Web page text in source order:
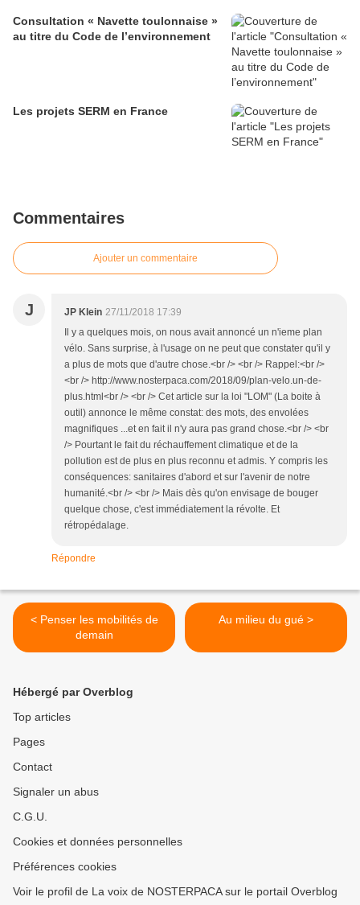
Consultation « Navette toulonnaise »
au titre du Code de l’environnement
Les projets SERM en France
Commentaires
Ajouter un commentaire
J JP Klein 27/11/2018 17:39
Il y a quelques mois, on nous avait annoncé un n'ieme plan
vélo. Sans surprise, à l'usage on ne peut que constater qu'il y
a plus de mots que d'autre chose.<br /> <br /> Rappel:<br />
<br /> http://www.nosterpaca.com/2018/09/plan-velo.un-de-
plus.html<br /> <br /> Cet article sur la loi "LOM" (La boite à
outil) annonce le même constat: des mots, des envolées
magnifiques ...et en fait il n'y aura pas grand chose.<br /> <br
/> Pourtant le fait du réchauffement climatique et de la
pollution est de plus en plus reconnu et admis. Y compris les
conséquences: sanitaires d'abord et sur l'avenir de notre
humanité.<br /> <br /> Mais dès qu'on envisage de bouger
quelque chose, c'est immédiatement la révolte. Et
rétropédalage.
Répondre
< Penser les mobilités de
demain
Au milieu du gué >
Hébergé par Overblog
Top articles
Pages
Contact
Signaler un abus
C.G.U.
Cookies et données personnelles
Préférences cookies
Voir le profil de La voix de NOSTERPACA sur le portail Overblog